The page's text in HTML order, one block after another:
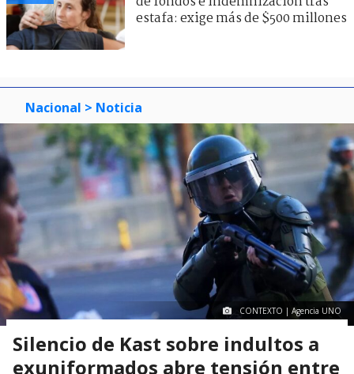
estafa: exige más de $500 millones
Nacional > Noticia
CONTEXTO | Agencia UNO
Silencio de Kast sobre indultos a
exuniformados abre tensión entre